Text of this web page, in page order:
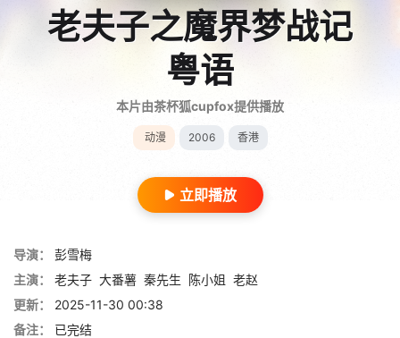
老夫子之魔界梦战记
粤语
本片由茶杯狐cupfox提供播放
动漫 2006 香港
立即播放
导演：
彭雪梅
主演：
老夫子 大番薯 秦先生 陈小姐 老赵
更新：
2025-11-30 00:38
备注：
已完结